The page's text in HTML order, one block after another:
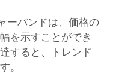
ーバンドは、価格の
を示すことができ
すると、トレンド
。